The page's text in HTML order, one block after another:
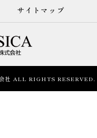
サイトマップ
社 ALL RIGHTS RESERVED.